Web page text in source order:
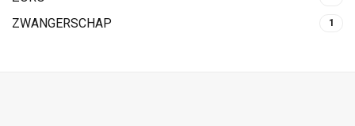
ZWANGERSCHAP 1